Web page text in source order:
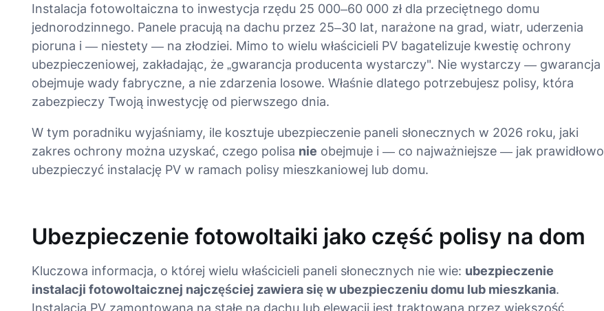
Instalacja fotowoltaiczna to inwestycja rzędu 25 000–60 000 zł dla przeciętnego domu
jednorodzinnego. Panele pracują na dachu przez 25–30 lat, narażone na grad, wiatr, uderzenia
pioruna i — niestety — na złodziei. Mimo to wielu właścicieli PV bagatelizuje kwestię ochrony
ubezpieczeniowej, zakładając, że „gwarancja producenta wystarczy". Nie wystarczy — gwarancja
obejmuje wady fabryczne, a nie zdarzenia losowe. Właśnie dlatego potrzebujesz polisy, która
zabezpieczy Twoją inwestycję od pierwszego dnia.
W tym poradniku wyjaśniamy, ile kosztuje ubezpieczenie paneli słonecznych w 2026 roku, jaki
zakres ochrony można uzyskać, czego polisa nie obejmuje i — co najważniejsze — jak prawidłowo
ubezpieczyć instalację PV w ramach polisy mieszkaniowej lub domu.
Ubezpieczenie fotowoltaiki jako część polisy na dom
Kluczowa informacja, o której wielu właścicieli paneli słonecznych nie wie: ubezpieczenie
instalacji fotowoltaicznej najczęściej zawiera się w ubezpieczeniu domu lub mieszkania.
Instalacja PV zamontowana na stałe na dachu lub elewacji jest traktowana przez większość